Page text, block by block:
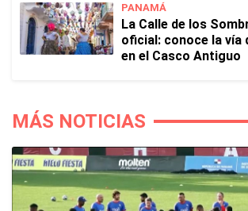
PANAMÁ
La Calle de los
oficial: conoce la vía
en el Casco Antiguo
MÁS NOTICIAS